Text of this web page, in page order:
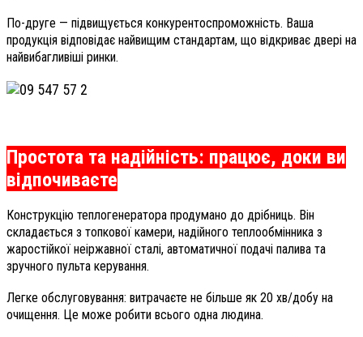
По-друге — підвищується конкурентоспроможність. Ваша
продукція відповідає найвищим стандартам, що відкриває двері на
найвибагливіші ринки.
Простота та надійність: працює, доки ви
відпочиваєте
Конструкцію теплогенератора продумано до дрібниць. Він
складається з топкової камери, надійного теплообмінника з
жаростійкої неіржавної сталі, автоматичної подачі палива та
зручного пульта керування.
Легке обслуговування: витрачаєте не більше як 20 хв/добу на
очищення. Це може робити всього одна людина.